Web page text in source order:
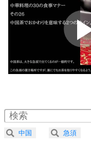
プ
ポジ
ポジ
ス
人
気楽
4 器の
プ
2.0倍速 （166KB
2.5倍速 （133KB
3.0倍速 （111KB
中国 急須